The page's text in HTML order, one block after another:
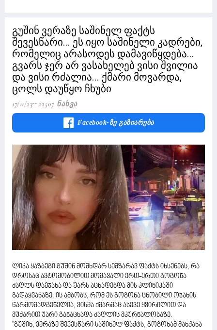
გუშინ ვერაზე საშინელ ფაქტს
შევესწარი... ეს იყო საშინელი კადრები,
რომელიც არასოდეს დამავიწყდება...
გვარს ჯერ არ ვასახელებ ვისი შვილია
და ვისი რძალია... ქმარი მოვარდა,
ცოლს დაუწყო ჩხუბი
17/11/23 22507 Ნახვა
Facebook-Ზე Გაზიარება
ლიკა ყაზბეგი გუშინ მომხდარ სემზარავ ფაქტს იხსენებს, რა
დროსაც ავტომობილით მომავალი ერთ-ერთი გოგონა
ძაღლს დაეჯახა და უარს აცხადებდა მის კლინიკაში
გადაყვანაზე. ის ამბობს, რომ ეს გოგონა ცნობილი ოჯახის
წარმომადგენელია, ვისმა ქმარმაც ასევე ყვირილით და
მუქარით უარი განაცხადა ძაღლის მკურნალობაზე.
"გუშინ, ვერაზე შევესწარი საშინელ ფაქტს, გოგონამ მანქანა